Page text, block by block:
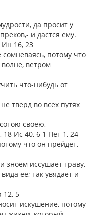
да просит у
и дастся ему.
16, 23
потому что
ветром
что-нибудь от
тверд во всех путях
своею,
18 Ис 40, 6 1 Пет 1, 24
что он прейдет,
зноем иссушает траву,
ее; так увядает и
12, 5
искушение, потому